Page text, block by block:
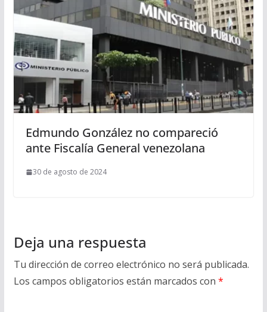
Edmundo González no compareció
ante Fiscalía General venezolana
30 de agosto de 2024
Deja una respuesta
Tu dirección de correo electrónico no será publicada.
Los campos obligatorios están marcados con *